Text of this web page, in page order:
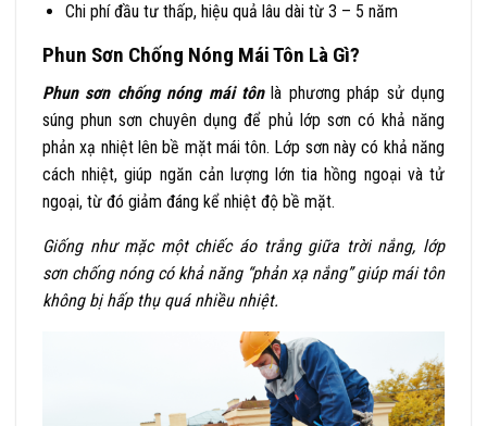
Chi phí đầu tư thấp, hiệu quả lâu dài từ 3 – 5 năm
Phun Sơn Chống Nóng Mái Tôn Là Gì?
Phun sơn chống nóng mái tônlà phương pháp sử dụng
súng phun sơn chuyên dụng để phủ lớp sơn có khả năng
phản xạ nhiệt lên bề mặt mái tôn. Lớp sơn này có khả năng
cách nhiệt, giúp ngăn cản lượng lớn tia hồng ngoại và tử
ngoại, từ đó giảm đáng kể nhiệt độ bề mặt.
Giống như mặc một chiếc áo trắng giữa trời nắng, lớp
sơn chống nóng có khả năng “phản xạ nắng” giúp mái tôn
không bị hấp thụ quá nhiều nhiệt.